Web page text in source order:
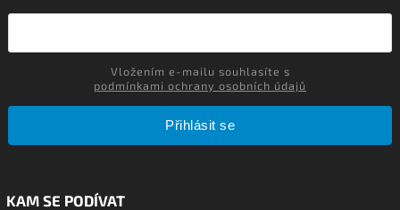
podmínkami ochrany osobních údajů
Přihlásit se
KAM SE PODÍVAT